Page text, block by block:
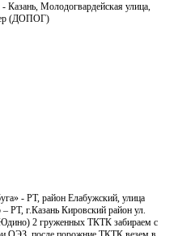
Молодогвардейская улица,
(ДОПОГ)
- РТ, район Елабужский, улица
г.Казань Кировский район ул.
2 груженных ТКТК забираем с